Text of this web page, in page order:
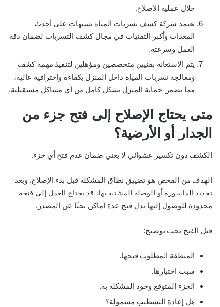
خلال عملية الإصلاح.
تعتمد شركة كشف تسربات المياه بسيهات على أحدث
المعدات وأكبر التقنيات في مجال كشف التسربات لضمان دقة
العمل وسرعته.
يتم الاستعانة بفنيين متخصصين ومؤهلين لتنفيذ مهمة كشف
ومعالجة تسربات المياه داخل المنزل بكفاءة واحترافية عالية،
مما يضمن حماية المنزل بشكل كامل من أي مشاكل مستقبلية.
متى يحتاج الإصلاح إلى فتح جزء من
الجدار أو الأرضية؟
الكشف دون تكسير عشوائي لا يعني ضمان عدم فتح أي جزء.
الهدف من الفحص هو تضييق نطاق المشكلة قبل بدء الإصلاح. وبعد
تحديد الماسورة أو الوصلة المشتبه بها، قد يحتاج العمل إلى فتحة
محدودة للوصول إليها بدل فتح عدة أماكن بحثًا عن المصدر.
قبل الفتح يجب توضيح:
المنطقة المطلوب فتحها.
سبب اختيارها.
الجزء المتوقع وجود المشكلة به.
هل إعادة التشطيب مشمولة؟